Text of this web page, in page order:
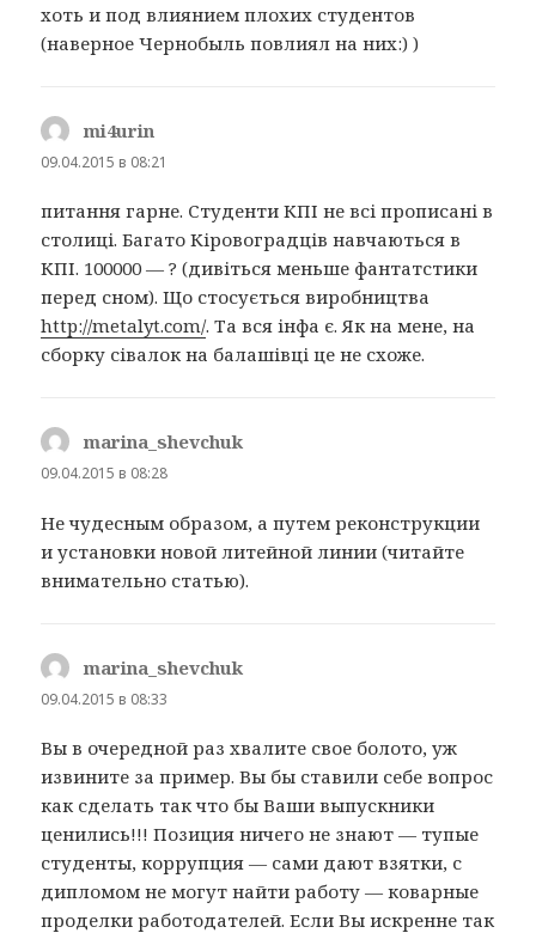
хоть и под влиянием плохих студентов
(наверное Чернобыль повлиял на них:) )
mi4urin
09.04.2015 в 08:21
питання гарне. Студенти КПІ не всі прописані в
столиці. Багато Кіровоградців навчаються в
КПІ. 100000 — ? (дивіться меньше фантатстики
перед сном). Що стосується виробництва
http://metalyt.com/. Та вся інфа є. Як на мене, на
сборку сівалок на балашівці це не схоже.
marina_shevchuk
09.04.2015 в 08:28
Не чудесным образом, а путем реконструкции
и установки новой литейной линии (читайте
внимательно статью).
marina_shevchuk
09.04.2015 в 08:33
Вы в очередной раз хвалите свое болото, уж
извините за пример. Вы бы ставили себе вопрос
как сделать так что бы Ваши выпускники
ценились!!! Позиция ничего не знают — тупые
студенты, коррупция — сами дают взятки, с
дипломом не могут найти работу — коварные
проделки работодателей. Если Вы искренне так